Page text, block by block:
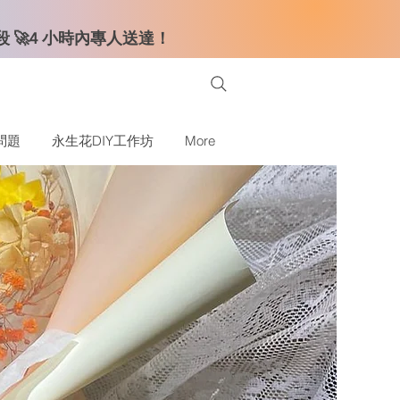
🚀4 小時內專人送達！
題 永生花DIY工作坊 More